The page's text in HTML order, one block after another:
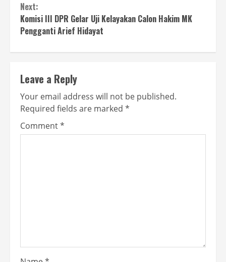
Next:
Komisi III DPR Gelar Uji Kelayakan Calon Hakim MK
Pengganti Arief Hidayat
Leave a Reply
Your email address will not be published.
Required fields are marked *
Comment*